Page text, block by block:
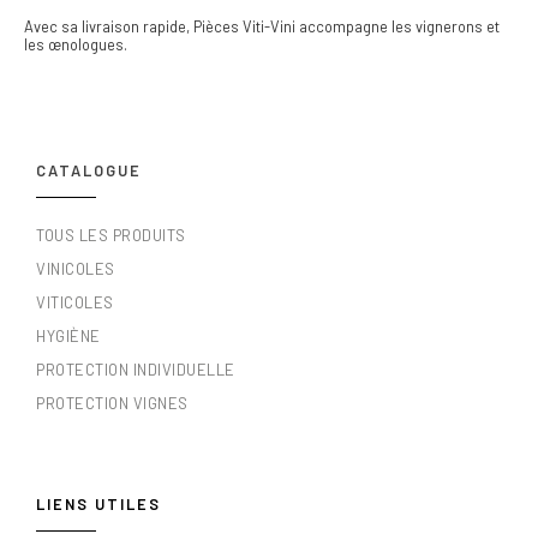
Avec sa livraison rapide, Pièces Viti-Vini accompagne les vignerons et
les œnologues.
CATALOGUE
TOUS LES PRODUITS
VINICOLES
VITICOLES
HYGIÈNE
PROTECTION INDIVIDUELLE
PROTECTION VIGNES
LIENS UTILES